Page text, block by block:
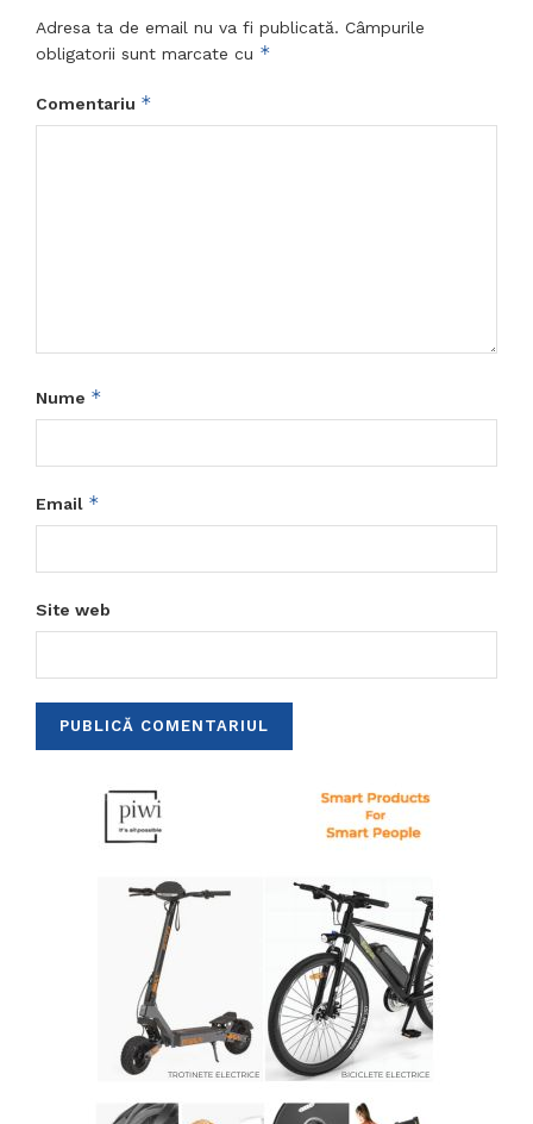
Adresa ta de email nu va fi publicată. Câmpurile
obligatorii sunt marcate cu *
Comentariu *
Nume *
Email *
Site web